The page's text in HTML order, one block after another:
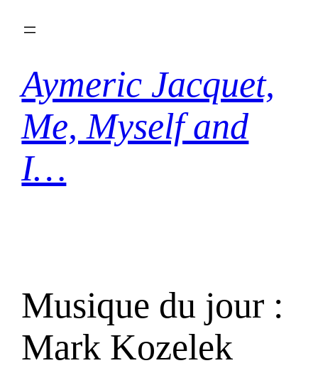
Aymeric Jacquet,
Me, Myself and
I…
Musique du jour :
Mark Kozelek